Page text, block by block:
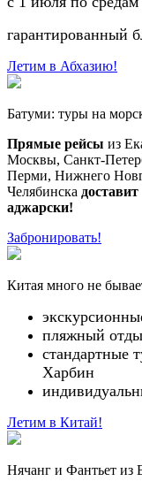
гарантированный
Летим в Абхазию!
Батуми: туры на
Прямые рейсы из
Москвы, Санкт-
Перми, Нижнего
Челябинска
аджарски!
Забронировать!
Китая много не
пляжный
стандартные
Харбин
Летим в Китай!
Нячанг и Фантьет из